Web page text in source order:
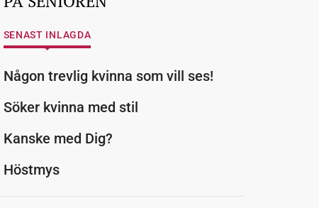
SENAST INLAGDA
Någon trevlig kvinna som vill ses!
Söker kvinna med stil
Kanske med Dig?
Höstmys